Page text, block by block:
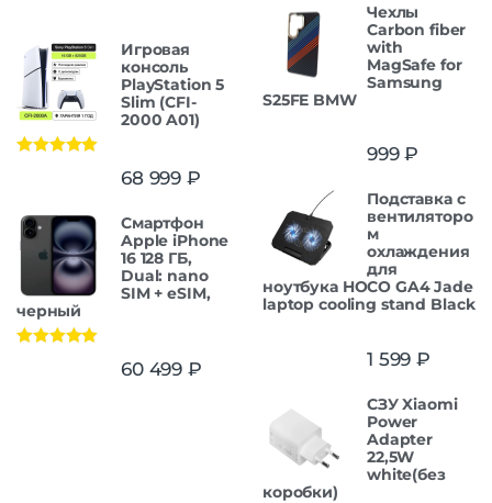
Игровая
консоль
PlayStation 5
Slim (CFI-
2000 A01)
68 999 ₽
Смартфон
Apple iPhone
16 128 ГБ,
Dual: nano
SIM + eSIM,
черный
60 499 ₽
Чехлы
Carbon fiber
with
MagSafe for
Samsung
S25FE BMW
999₽
Подставка с
вентиляторо
м
охлаждения
для
ноутбука HOCO GA4 Jade
laptop cooling stand Black
1 599 ₽
СЗУ Xiaomi
Power
Adapter
22,5W
white(без
коробки)